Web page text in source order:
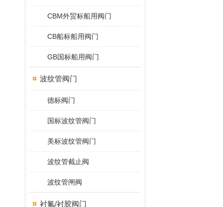
CBM外贸标船用阀门
CB船标船用阀门
GB国标船用阀门
波纹管阀门
德标阀门
国标波纹管阀门
美标波纹管阀门
波纹管截止阀
波纹管闸阀
衬氟/衬胶阀门